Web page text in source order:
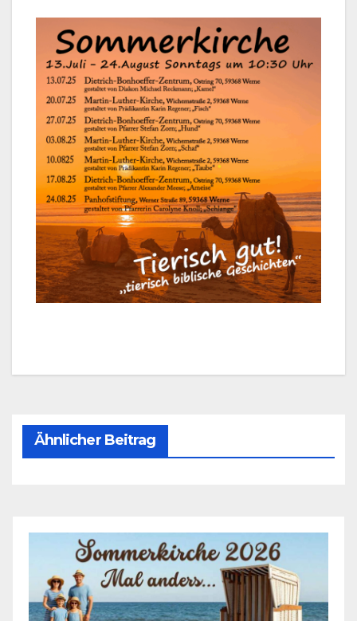
Ähnlicher Beitrag